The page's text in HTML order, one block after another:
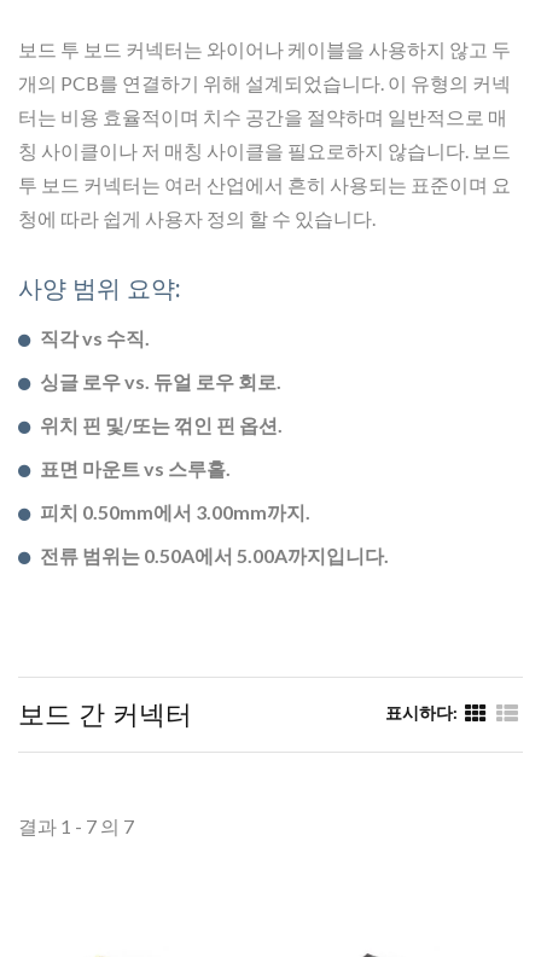
보드 투 보드 커넥터는 와이어나 케이블을 사용하지 않고 두
개의 PCB를 연결하기 위해 설계되었습니다. 이 유형의 커넥
터는 비용 효율적이며 치수 공간을 절약하며 일반적으로 매
칭 사이클이나 저 매칭 사이클을 필요로하지 않습니다. 보드
투 보드 커넥터는 여러 산업에서 흔히 사용되는 표준이며 요
청에 따라 쉽게 사용자 정의 할 수 있습니다.
사양 범위 요약:
직각 vs 수직.
싱글 로우 vs. 듀얼 로우 회로.
위치 핀 및/또는 꺾인 핀 옵션.
표면 마운트 vs 스루홀.
피치 0.50mm에서 3.00mm까지.
전류 범위는 0.50A에서 5.00A까지입니다.
보드 간 커넥터 표시하다:
결과 1 - 7 의 7